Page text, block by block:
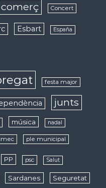
comerç Concert
Esbart España
festa major
junts
música nadal
ple municipal
PP psc Salut
Sardanes Seguretat